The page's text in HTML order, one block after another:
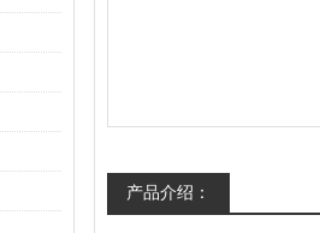
产品介绍：